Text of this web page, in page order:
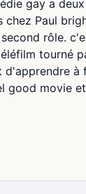
gay a
chez Paul
rôle.
tourné
d'apprendre à
good movie